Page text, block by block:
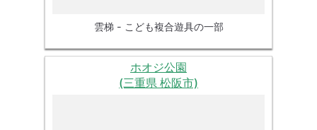
雲梯 - こども複合遊具の一部
ホオジ公園
(三重県 松阪市)